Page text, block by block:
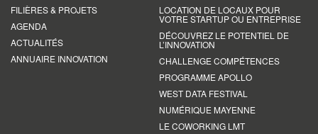
FILIÈRES & PROJETS
AGENDA
ACTUALITÉS
ANNUAIRE INNOVATION
LOCATION DE LOCAUX POUR
VOTRE STARTUP OU ENTREPRISE
DÉCOUVREZ LE POTENTIEL DE
L’INNOVATION
CHALLENGE COMPÉTENCES
PROGRAMME APOLLO
WEST DATA FESTIVAL
NUMÉRIQUE MAYENNE
LE COWORKING LMT